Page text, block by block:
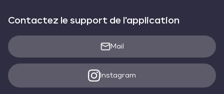
Contactez le support de l'application
Mail
Instagram